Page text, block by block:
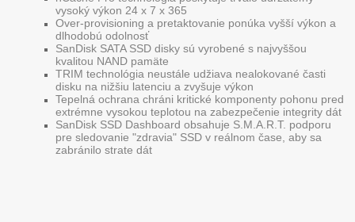
vysoký výkon 24 x 7 x 365
Over-provisioning a pretaktovanie ponúka vyšší výkon a
dlhodobú odolnosť
SanDisk SATA SSD disky sú vyrobené s najvyššou
kvalitou NAND pamäte
TRIM technológia neustále udžiava nealokované časti
disku na nižšiu latenciu a zvyšuje výkon
Tepelná ochrana chráni kritické komponenty pohonu pred
extrémne vysokou teplotou na zabezpečenie integrity dát
SanDisk SSD Dashboard obsahuje S.M.A.R.T. podporu
pre sledovanie "zdravia" SSD v reálnom čase, aby sa
zabránilo strate dát